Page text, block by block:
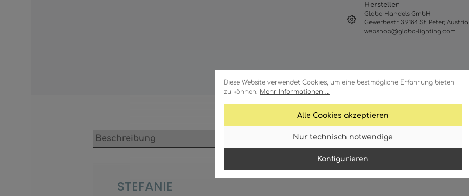
Diese Website verwendet Cookies, um eine bestmögliche Erfahrung bieten
zu können. Mehr Informationen ...
Alle Cookies akzeptieren
Nur technisch notwendige
Konfigurieren
Hersteller
Globo Handels GmbH
Gewerbestr. 3,9184 St. Peter, Austria
webshop@globo-lighting.com
Beschreibung Technische Daten
STEFANIE